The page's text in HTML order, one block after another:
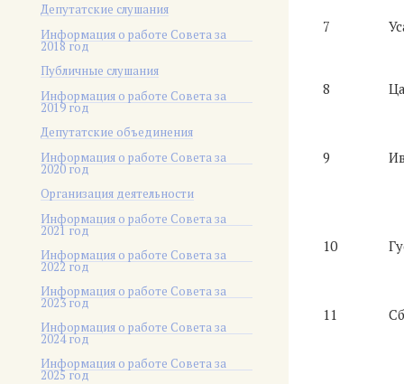
Депутатские слушания
Информация о работе Совета за
2018 год
Публичные слушания
Информация о работе Совета за
2019 год
Депутатские объединения
Информация о работе Совета за
2020 год
Организация деятельности
Информация о работе Совета за
2021 год
Информация о работе Совета за
2022 год
Информация о работе Совета за
2023 год
Информация о работе Совета за
2024 год
Информация о работе Совета за
2025 год
7
8
9
10
11